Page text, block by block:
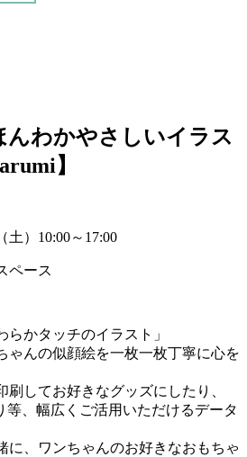
んわかやさしいイラス
】
土）10:00～17:00
ペース
らかタッチのイラスト」
ゃんの似顔絵を一枚一枚丁寧に心を
刷してお好きなグッズにしたり、
等、幅広くご活用いただけるデータ
に、ワンちゃんのお好きなおもちゃ